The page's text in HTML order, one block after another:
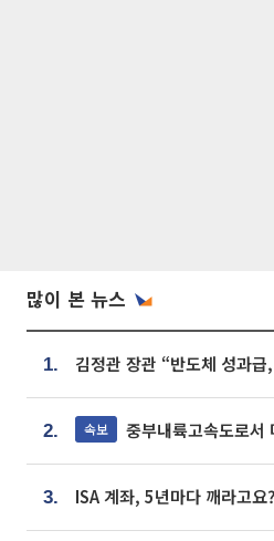
많이 본 뉴스
1.
2. 속보 중부내륙고속도로서
3. ISA 계좌, 5년마다 깨라고